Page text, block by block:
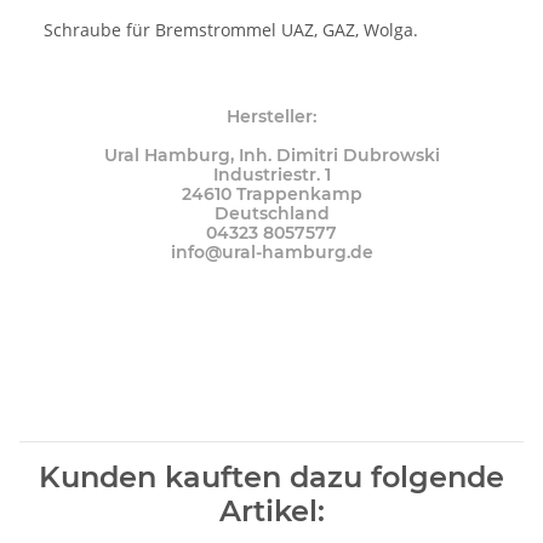
Schraube für Bremstrommel UAZ, GAZ, Wolga.
Hersteller:
Ural Hamburg, Inh. Dimitri Dubrowski
Industriestr. 1
24610 Trappenkamp
Deutschland
04323 8057577
info@ural-hamburg.de
Kunden kauften dazu folgende
Artikel: